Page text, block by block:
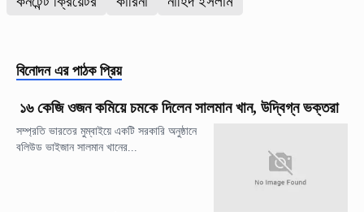
বিনোদন এর পাঠক প্রিয়
১৬ কেজি ওজন কমিয়ে চমকে দিলেন সালমান খান, উদ্বিগ্ন ভক্তরা
সম্প্রতি ভারতের মুম্বাইয়ে একটি সরকারি অনুষ্ঠানে
বলিউড ভাইজান সালমান খানের...